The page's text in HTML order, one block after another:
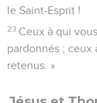
le Saint-Esprit !
23 Ceux à qui
pardonnés ; ceux
retenus. »